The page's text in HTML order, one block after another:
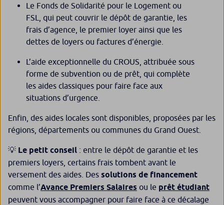
Le Fonds de Solidarité pour le Logement ou
FSL, qui peut couvrir le dépôt de garantie, les
frais d’agence, le premier loyer ainsi que les
dettes de loyers ou factures d’énergie.
L’aide exceptionnelle du CROUS, attribuée sous
forme de subvention ou de prêt, qui complète
les aides classiques pour faire face aux
situations d’urgence.
Enfin, des aides locales sont disponibles, proposées par les
régions, départements ou communes du Grand Ouest.
💡 Le petit conseil : entre le dépôt de garantie et les
premiers loyers, certains frais tombent avant le
versement des aides. Des solutions de financement
comme l’Avance Premiers Salaires ou le prêt étudiant
peuvent vous accompagner pour faire face à ce décalage